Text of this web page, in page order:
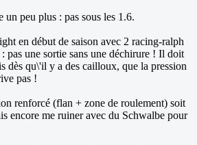
peu plus : pas sous les 1.6.
en début de saison avec 2 racing-ralph
pas une sortie sans une déchirure ! Il doit
dès qu\'il y a des cailloux, que la pression
pas !
renforcé (flan + zone de roulement) soit
encore me ruiner avec du Schwalbe pour